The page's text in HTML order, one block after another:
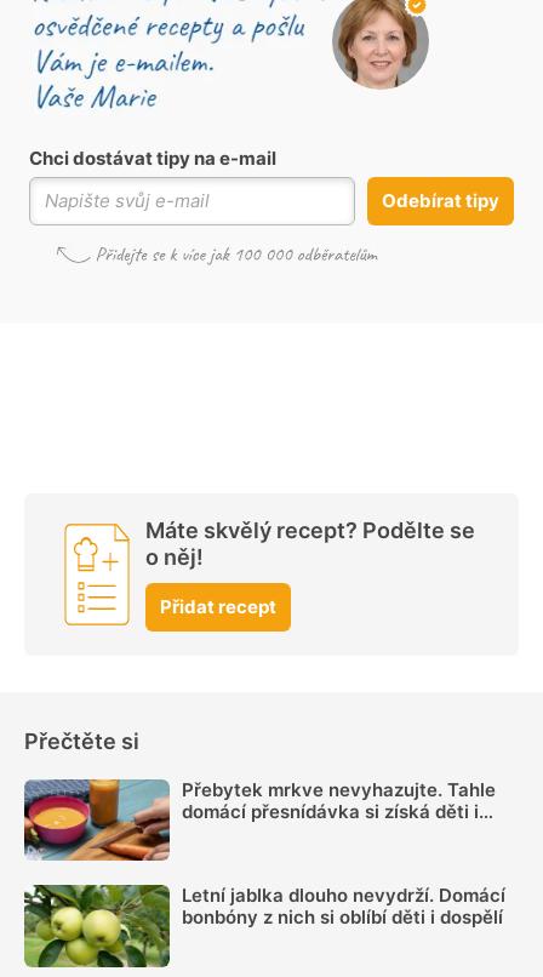
Chci dostávat tipy na e-mail
Odebírat tipy
Máte skvělý recept? Podělte se
o něj!
Přidat recept
Přečtěte si
Přebytek mrkve nevyhazujte. Tahle
domácí přesnídávka si získá děti i
Letní jablka dlouho nevydrží. Domácí
bonbóny z nich si oblíbí děti i dospělí